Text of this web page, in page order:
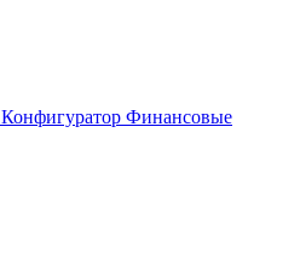
Конфигуратор Финансовые